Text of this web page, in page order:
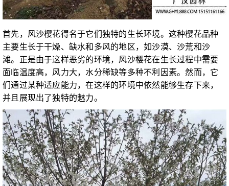
首先，风沙樱花得名于它们独特的生长环境。这种樱花品种
主要生长于干燥、缺水和多风的地区，如沙漠、沙荒和沙
滩。正是由于这样恶劣的环境，风沙樱花在生长过程中需要
面临温度高，风力大，水分稀缺等多种不利因素。然而，它
们通过某种适应能力，在这样的环境中依然能够生存下来，
并且展现出了独特的魅力。